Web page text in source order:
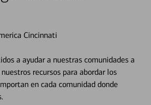
Cincinnati
a ayudar a nuestras comunidades a
recursos para abordar los
en cada comunidad donde